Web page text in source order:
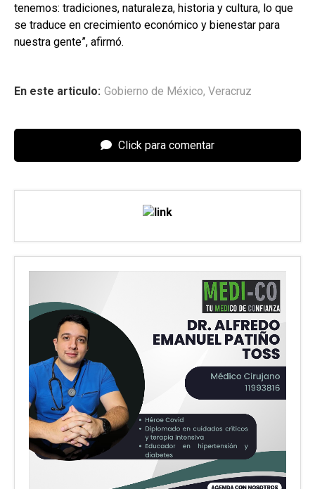
tenemos: tradiciones, naturaleza, historia y cultura, lo que
se traduce en crecimiento económico y bienestar para
nuestra gente”, afirmó.
En este articulo: Gobierno de México, Veracruz
Click para comentar